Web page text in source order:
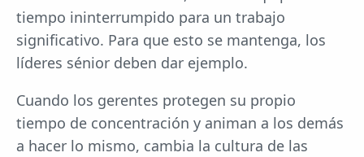
tiempo ininterrumpido para un trabajo
significativo. Para que esto se mantenga, los
líderes sénior deben dar ejemplo.
Cuando los gerentes protegen su propio
tiempo de concentración y animan a los demás
a hacer lo mismo, cambia la cultura de las